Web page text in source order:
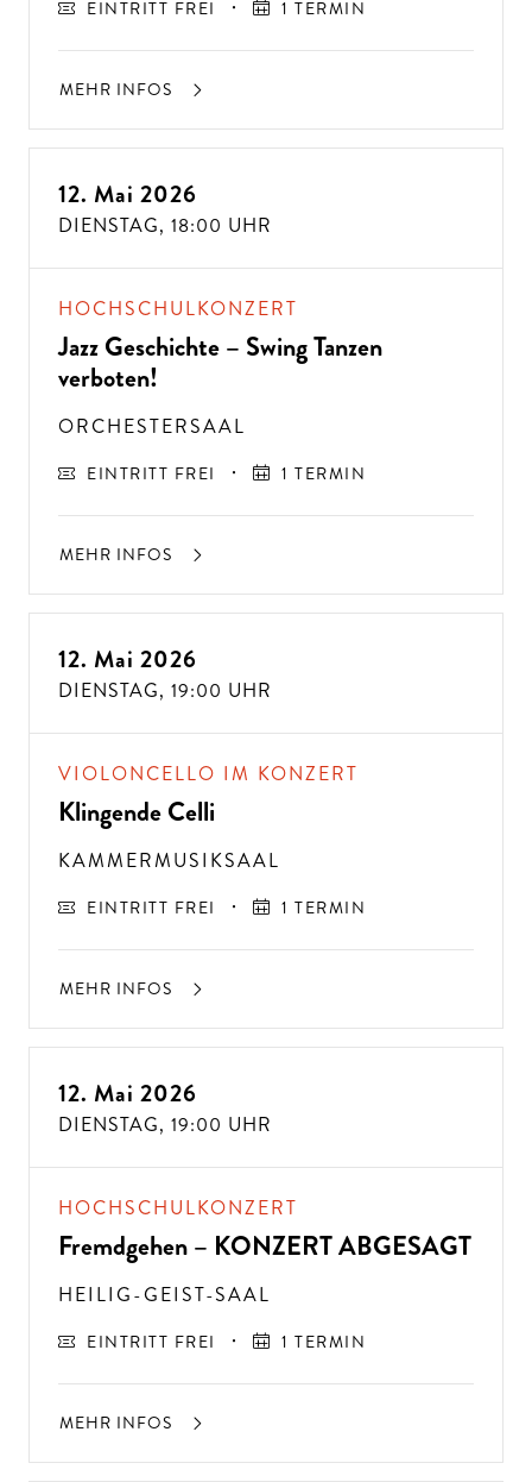
EINTRITT FREI 1 TERMIN
MEHR INFOS
12. Mai 2026
DIENSTAG, 18:00 UHR
HOCHSCHULKONZERT
Jazz Geschichte – Swing Tanzen
verboten!
ORCHESTERSAAL
EINTRITT FREI 1 TERMIN
MEHR INFOS
12. Mai 2026
DIENSTAG, 19:00 UHR
VIOLONCELLO IM KONZERT
Klingende Celli
KAMMERMUSIKSAAL
EINTRITT FREI 1 TERMIN
MEHR INFOS
12. Mai 2026
DIENSTAG, 19:00 UHR
HOCHSCHULKONZERT
Fremdgehen – KONZERT ABGESAGT
HEILIG-GEIST-SAAL
EINTRITT FREI 1 TERMIN
MEHR INFOS